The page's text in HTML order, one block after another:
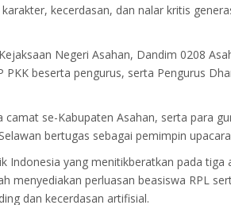
kecerdasan, dan nalar kritis
Negeri Asahan, Dandim 0208
beserta pengurus, serta Pengurus
se-Kabupaten Asahan, serta para
bertugas sebagai pemimpin
Indonesia yang menitikberatkan pada tiga
menyediakan perluasan beasiswa RPL
dan kecerdasan artifisial.